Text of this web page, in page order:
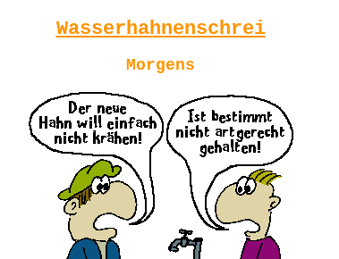
Wasserhahnenschrei
Morgens